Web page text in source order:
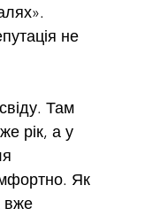
не
Там
рік, а у
Як
вже